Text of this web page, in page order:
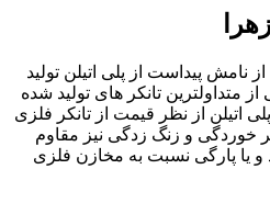
نامش پیداست از پلی اتیلن تولید
تانکر های تولید شده
اتیلن از نظر قیمت از تانکر فلزی
خوردگی و زنگ زدگی نیز مقاوم
و یا پارگی نسبت به مخازن فلزی